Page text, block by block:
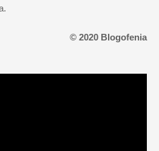
© 2020 Blogofenia